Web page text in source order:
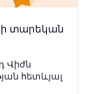
տարեկան
Վիժն
հետևյալ